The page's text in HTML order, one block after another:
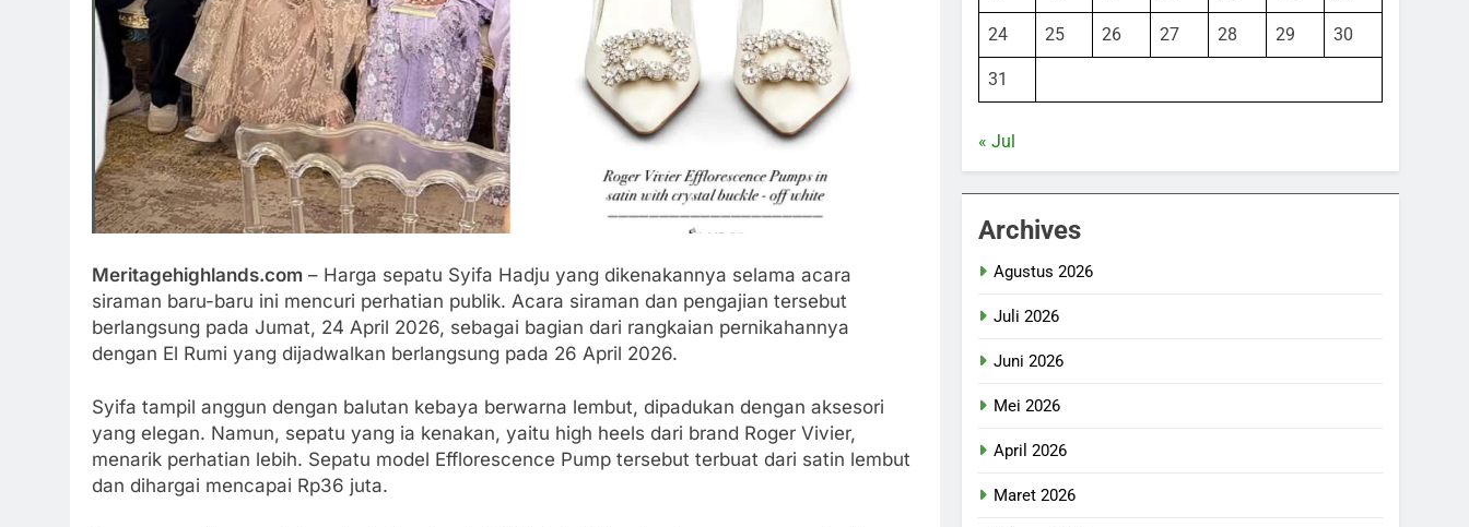
Meritagehighlands.com – Harga sepatu Syifa Hadju yang dikenakannya selama acara
siraman baru-baru ini mencuri perhatian publik. Acara siraman dan pengajian tersebut
berlangsung pada Jumat, 24 April 2026, sebagai bagian dari rangkaian pernikahannya
dengan El Rumi yang dijadwalkan berlangsung pada 26 April 2026.
Syifa tampil anggun dengan balutan kebaya berwarna lembut, dipadukan dengan aksesori
yang elegan. Namun, sepatu yang ia kenakan, yaitu high heels dari brand Roger Vivier,
menarik perhatian lebih. Sepatu model Efflorescence Pump tersebut terbuat dari satin lembut
dan dihargai mencapai Rp36 juta.
24 25 26 27 28 29 30
31
« Jul
Archives
Agustus 2026
Juli 2026
Juni 2026
Mei 2026
April 2026
Maret 2026